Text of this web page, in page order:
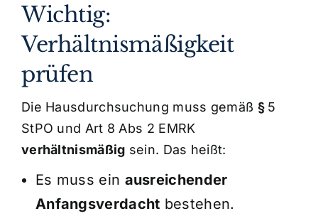
Wichtig:
Verhältnismäßigkeit
prüfen
Die Hausdurchsuchung muss gemäß § 5
StPO und Art 8 Abs 2 EMRK
verhältnismäßig sein. Das heißt:
Es muss ein ausreichender
Anfangsverdacht bestehen.